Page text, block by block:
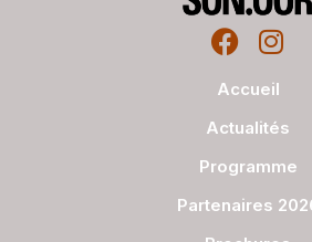
Accueil
Actualités
Programme
Partenaires